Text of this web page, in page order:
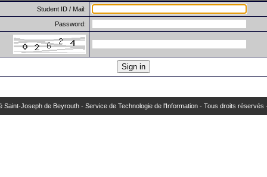
Student ID / Mail:
Password:
Saint-Joseph de Beyrouth - Service de Technologie de l'Information - Tous droits réservés